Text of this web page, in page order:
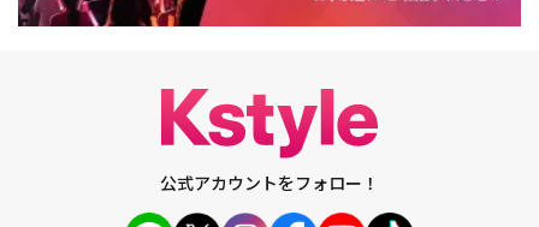
公式アカウントをフォロー！